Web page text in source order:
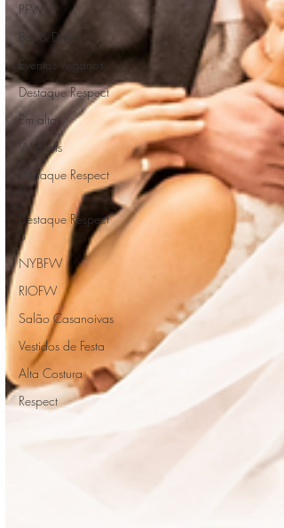
PFW
Bar & Drinks
Eventos Veganos
Destaque Respect
Em alta
Widgets
Destaque Respect
Destaque Respect
3
NYBFW
RIOFW
Salão Casanoivas
Vestidos de Festa
Alta Costura
Respect